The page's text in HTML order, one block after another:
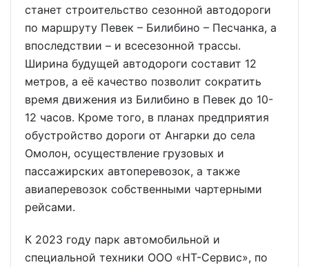
станет строительство сезонной автодороги
по маршруту Певек – Билибино – Песчанка, а
впоследствии – и всесезонной трассы.
Ширина будущей автодороги составит 12
метров, а её качество позволит сократить
время движения из Билибино в Певек до 10-
12 часов. Кроме того, в планах предприятия
обустройство дороги от Ангарки до села
Омолон, осуществление грузовых и
пассажирских автоперевозок, а также
авиаперевозок собственными чартерными
рейсами.
К 2023 году парк автомобильной и
специальной техники ООО «НТ-Сервис», по